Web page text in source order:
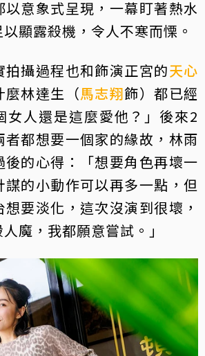
意象式呈現，一幕盯著熱水
顯露殺機，令人不寒而慄。
攝過程也和飾演正宮的天心
麼林達生（馬志翔飾）都已經
女人還是這麼愛他？」後來2
者都想要一個家的緣故，林雨
後的心得：「想要角色再壞一
的小動作可以再多一點，但
要淡化，這次沒演到很壞，
魔，我都願意嘗試。」